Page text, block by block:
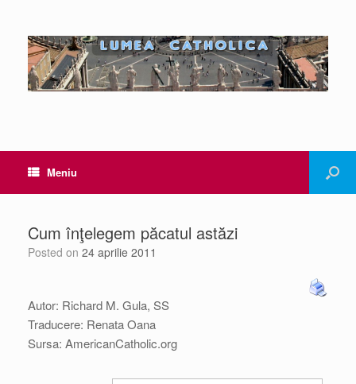
Meniu
Cum înţelegem păcatul astăzi
Posted on 24 aprilie 2011
Autor: Richard M. Gula, SS
Traducere: Renata Oana
Sursa: AmericanCatholic.org